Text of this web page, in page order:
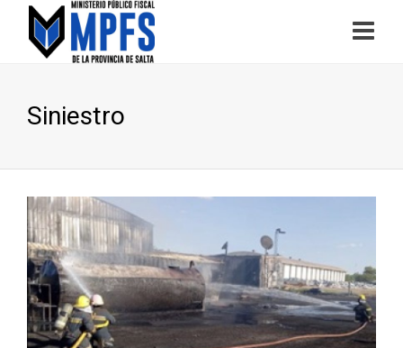
Siniestro